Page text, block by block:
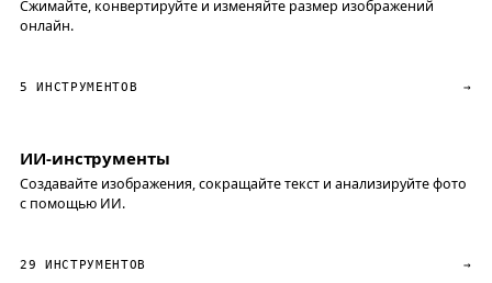
Сжимайте, конвертируйте и изменяйте размер изображений
онлайн.
5 ИНСТРУМЕНТОВ →
ИИ-инструменты
Создавайте изображения, сокращайте текст и анализируйте фото
с помощью ИИ.
29 ИНСТРУМЕНТОВ →